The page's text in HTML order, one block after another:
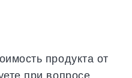
продукта от
при вопросе